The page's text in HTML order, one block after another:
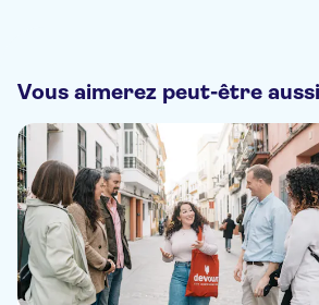
Vous aimerez peut-être aussi